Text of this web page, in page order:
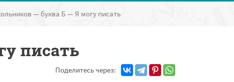
— буква Б — Я могу писать
писать
Поделитесь через: